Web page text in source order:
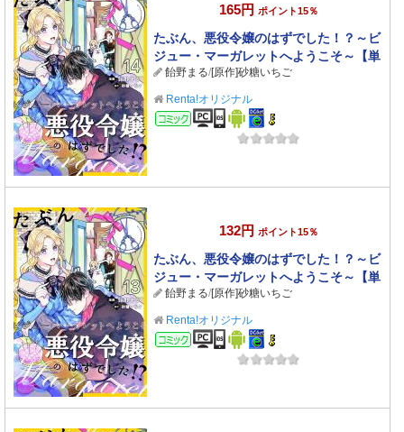
165円 ポイント15％
たぶん、悪役令嬢のはずでした！？～ビ
ジュー・マーガレットへようこそ～【単
話】 14
飴野まる/[原作]砂糖いちご
Renta!オリジナル
コミック
132円 ポイント15％
たぶん、悪役令嬢のはずでした！？～ビ
ジュー・マーガレットへようこそ～【単
話】 13
飴野まる/[原作]砂糖いちご
Renta!オリジナル
コミック